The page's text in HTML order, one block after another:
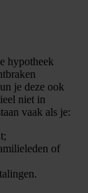
hypotheek
je deze ook
niet in
vaak als je:
of